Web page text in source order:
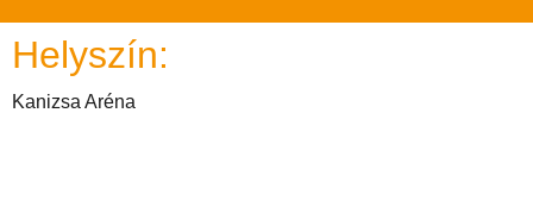
Helyszín:
Kanizsa Aréna